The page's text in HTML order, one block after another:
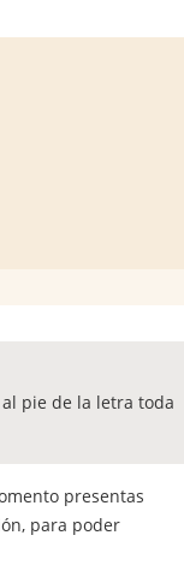
pie de la letra toda
presentas
para poder